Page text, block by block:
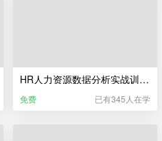
HR人力资源数据分析实战训练营（体验课）
免费 已有345人在学